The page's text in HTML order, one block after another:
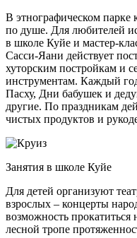
В этнографическом парке
по душе. Для любителей
в школе Куйе и мастер-
Сасси-Яани действует
хуторским постройкам и
инструментам. Каждый
Пасху, Дни бабушек и
другие. По праздникам
чистых продуктов и
Занятия в школе Куйе
Для детей организуют
взрослых – концерты
возможность
лесной тропе